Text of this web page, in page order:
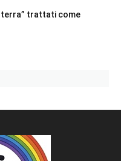
terra” trattati come